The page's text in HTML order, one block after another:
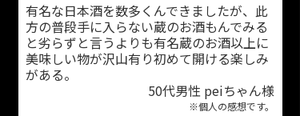
有名な日本酒を数多くんできましたが、此
方の普段手に入らない蔵のお酒もんでみる
と劣らずと言うよりも有名蔵のお酒以上に
美味しい物が沢山有り初めて開ける楽しみ
がある。
50代男性 peiちゃん様
※個人の感想です。